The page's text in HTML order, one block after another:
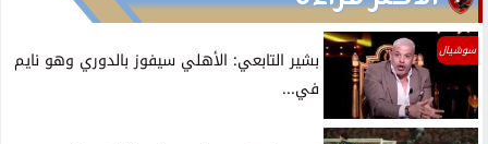
سوشيال
بشير التابعي: الأهلي سيفوز بالدوري وهو نايم
في...